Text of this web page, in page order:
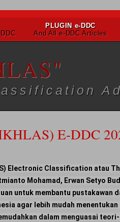
PLUGIN e-DDC
And All e-DDC Articles
E-DDC
Electronic Classification atau
Mohamad, Erwan Setyo
untuk membantu pustakawan
agar lebih mudah
dalam menguasai